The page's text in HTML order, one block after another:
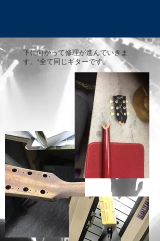
下に向かって修理が進んでいきま
す。*全て同じギターです。
BEFORE